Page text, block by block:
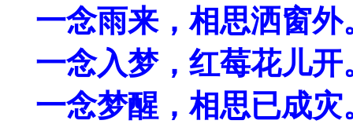
一念雨来，相思洒窗外
一念入梦，红莓花儿开
一念梦醒，相思已成灾